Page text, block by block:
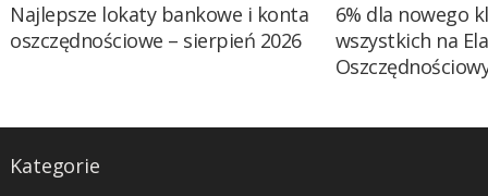
Najlepsze lokaty bankowe i konta
oszczędnościowe – sierpień 2026
6% dla nowego
wszystkich na
Kategorie